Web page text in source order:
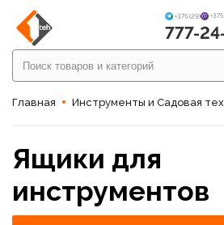
+375 (29)
777-
Главная Инструменты и Садовая
Ящики для
инструментов